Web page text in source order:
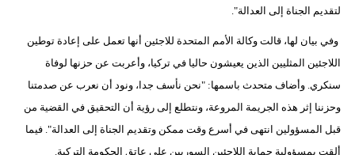
لتقديم الجناة إلى العدالة".
وفي بيان لها، قالت وكالة الأمم المتحدة للاجئين أنها تعمل على إعادة توطين
اللاجئين المثليين الذين يعيشون حاليا في تركيا، وأعربت عن حزنها لوفاة
سنكري. وأضاف متحدث باسمها: "نحن نأسف جدا، ونود أن نعرب عن صدمتنا
وحزننا إثر هذه الجريمة المروعة، ونتطلع إلى رؤية أن التحقيق في القضية من
قبل المسؤولين انتهى في أسرع وقت ممكن وتقديم الجناة إلى العدالة". فيما
ألقت بمسؤولية حماية اللاجئين السوريين على عاتق الحكومة التركية.